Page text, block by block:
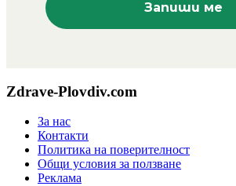
Zdrave-Plovdiv.com
За нас
Контакти
Политика на поверителност
Общи условия за ползване
Реклама